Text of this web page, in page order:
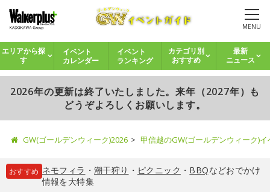
MENU
エリアから探
す
イベント
カレンダー
イベント
ランキング
カテゴリ別
おすすめ
最新
ニュース
2026年の更新は終了いたしました。来年（2027年）も
どうぞよろしくお願いします。
GW(ゴールデンウィーク)2026 甲信越のGW(ゴールデンウィーク)
おすすめ ネモフィラ ・ 潮干狩り ・ ピクニック ・ BBQなどおでかけ
情報を大特集